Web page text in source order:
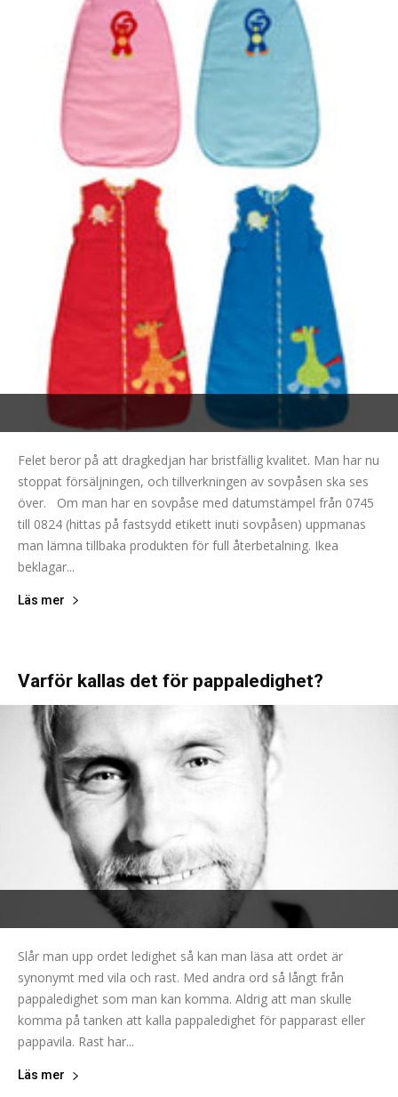
Felet beror på att dragkedjan har bristfällig kvalitet. Man har nu
stoppat försäljningen, och tillverkningen av sovpåsen ska ses
över. Om man har en sovpåse med datumstämpel från 0745
till 0824 (hittas på fastsydd etikett inuti sovpåsen) uppmanas
man lämna tillbaka produkten för full återbetalning. Ikea
beklagar...
Läs mer
Varför kallas det för pappaledighet?
Slår man upp ordet ledighet så kan man läsa att ordet är
synonymt med vila och rast. Med andra ord så långt från
pappaledighet som man kan komma. Aldrig att man skulle
komma på tanken att kalla pappaledighet för papparast eller
pappavila. Rast har...
Läs mer